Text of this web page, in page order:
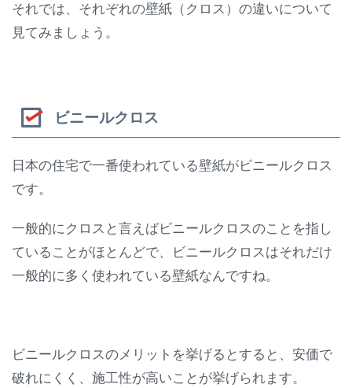
それでは、それぞれの壁紙（クロス）の違いについて
見てみましょう。
ビニールクロス
日本の住宅で一番使われている壁紙がビニールクロス
です。
一般的にクロスと言えばビニールクロスのことを指し
ていることがほとんどで、ビニールクロスはそれだけ
一般的に多く使われている壁紙なんですね。
ビニールクロスのメリットを挙げるとすると、安価で
破れにくく、施工性が高いことが挙げられます。